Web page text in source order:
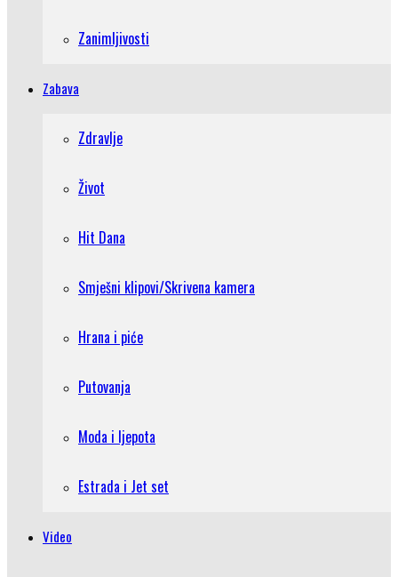
Zanimljivosti
Zabava
Zdravlje
Život
Hit Dana
Smješni klipovi/Skrivena kamera
Hrana i piće
Putovanja
Moda i ljepota
Estrada i Jet set
Video